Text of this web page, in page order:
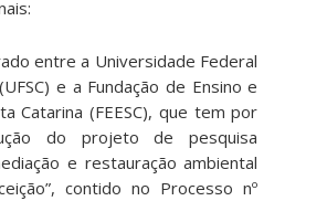
entre a Universidade Federal
e a Fundação de Ensino e
Catarina (FEESC), que tem por
do projeto de pesquisa
e restauração ambiental
contido no Processo nº